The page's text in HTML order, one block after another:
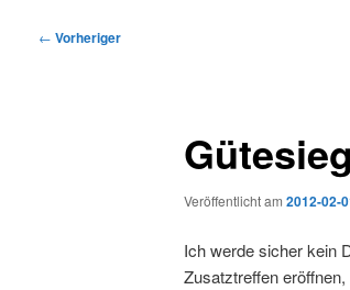
Beitragsnavigation
← Vorheriger
Veröffentlicht am 2012-02-
Ich werde sicher kein
Zusatztreffen